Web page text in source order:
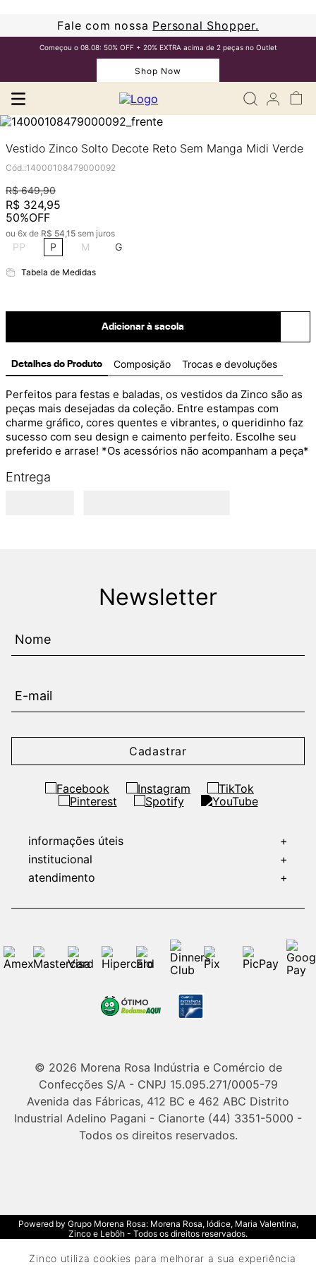
Zinco utiliza cookies para melhorar a sua experiência
Fale com nossa Personal Shopper.
Começou o 08.08: 50% OFF + 20% EXTRA acima de 2 peças no Outlet
Shop Now
Vestido Zinco Solto Decote Reto Sem Manga Midi Verde
Cód.:14000108479000092
R$ 649,90
R$ 324,95
50%OFF
ou 6x de R$ 54,15 sem juros
PP P M G
Tabela de Medidas
Adicionar à sacola
Detalhes do Produto Composição Trocas e devoluções
Perfeitos para festas e baladas, os vestidos da Zinco são as
peças mais desejadas da coleção. Entre estampas com
charme gráfico, cores quentes e vibrantes, o queridinho faz
sucesso com seu design e caimento perfeito. Escolhe seu
preferido e arrase! *Os acessórios não acompanham a peça*
Entrega
Newsletter
Cadastrar
informações úteis
+
institucional
+
atendimento
+
© 2026 Morena Rosa Indústria e Comércio de
Confecções S/A - CNPJ 15.095.271/0005-79
Avenida das Fábricas, 412 BC e 462 ABC Distrito
Industrial Adelino Pagani - Cianorte (44) 3351-5000 -
Todos os direitos reservados.
Powered by Grupo Morena Rosa: Morena Rosa, Iódice, Maria Valentina,
Zinco e Lebôh - Todos os direitos reservados.